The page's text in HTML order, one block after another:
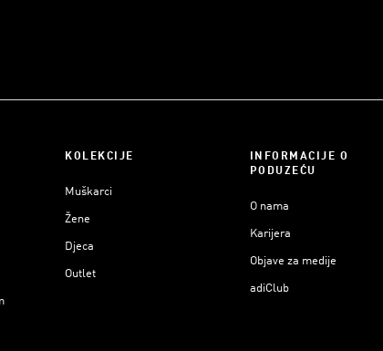
KOLEKCIJE
Muškarci
Žene
Djeca
Outlet
INFORMACIJE O
PODUZEĆU
O nama
Karijera
Objave za medije
adiClub